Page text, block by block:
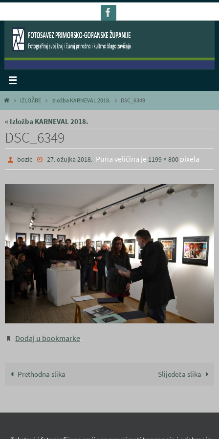
do
sadržaja
HomeIZLOŽBE Izložba KARNEVAL 2018. DSC_6349
« Izložba KARNEVAL 2018.
DSC_6349
bozic 27. ožujka 2018. Puna veličina je 1199 × 800pixela
Dodaj u bookmarke.
Prethodna slika Slijedeća slika